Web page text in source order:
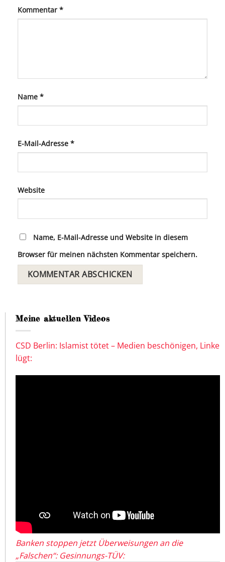
Kommentar *
Name *
E-Mail-Adresse *
Website
Name, E-Mail-Adresse und Website in diesem
Browser für meinen nächsten Kommentar speichern.
Meine aktuellen Videos
CSD Berlin: Islamist tötet – Medien beschönigen, Linke
lügt:
Banken stoppen jetzt Überweisungen an die
„Falschen“: Gesinnungs-TÜV: